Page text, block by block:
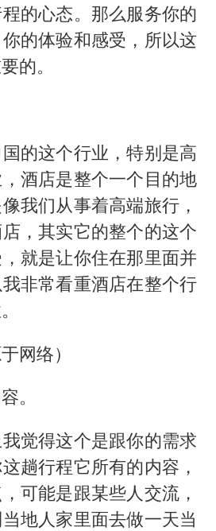
的心态。那么服务你的
的体验和感受，所以这
的。
的这个行业，特别是高
酒店是整个一个目的地
我们从事着高端旅行，
，其实它的整个的这个
就是让你住在那里面并
非常看重酒店在整个行
网络）
。
觉得这个是跟你的需求
趟行程它所有的内容，
可能是跟某些人交流，
地人家里面去做一天当